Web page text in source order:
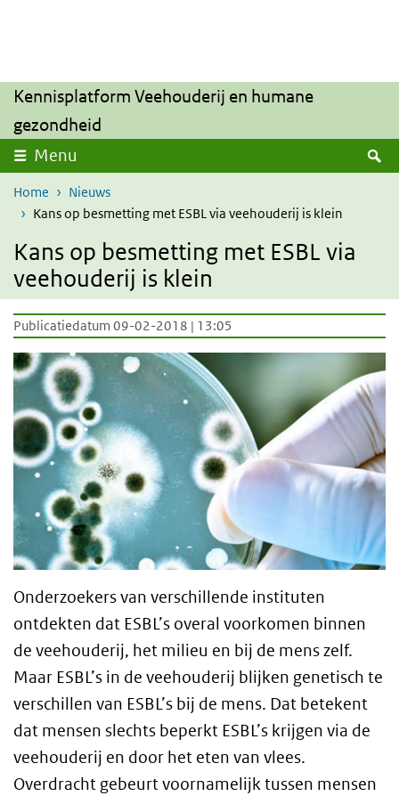
Kennisplatform Veehouderij en humane
gezondheid
Menu
Home
Nieuws
Kans op besmetting met ESBL via veehouderij is klein
Kans op besmetting met ESBL via
veehouderij is klein
Publicatiedatum 09-02-2018 | 13:05
Onderzoekers van verschillende instituten
ontdekten dat ESBL’s overal voorkomen binnen
de veehouderij, het milieu en bij de mens zelf.
Maar ESBL’s in de veehouderij blijken genetisch te
verschillen van ESBL’s bij de mens. Dat betekent
dat mensen slechts beperkt ESBL’s krijgen via de
veehouderij en door het eten van vlees.
Overdracht gebeurt voornamelijk tussen mensen